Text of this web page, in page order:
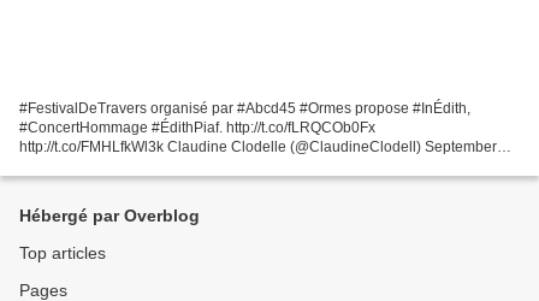
#FestivalDeTravers organisé par #Abcd45 #Ormes propose #InÉdith,
#ConcertHommage #ÉdithPiaf. http://t.co/fLRQCOb0Fx
http://t.co/FMHLfkWl3k Claudine Clodelle (@ClaudineClodell) September
REDUIT...
Hébergé par Overblog
Top articles
Pages